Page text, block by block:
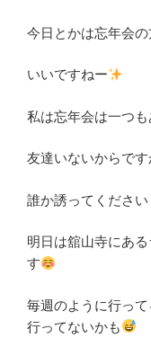
今日とかは忘年会
いいですねー
私は忘年会は一つ
友達いないからです
誰か誘ってください
明日は舘山寺にあ
す
毎週のように行っ
行ってないかも